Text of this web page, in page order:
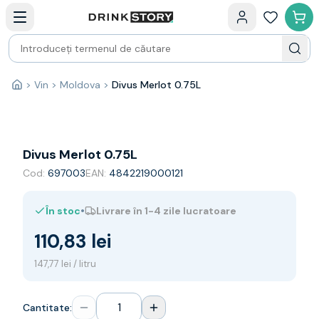
Bauturi fine — selectie
Produse Noi
Cosuri cadou
Pachete & Cadouri
Vin
Franta
Spania
Australia
Noua Zeelanda
Sampanie
Acasă
> Vin > Moldova > Divus Merlot 0.75L
Divus Merlot 0.75L
Cod: 697003EAN: 4842219000121
În stoc• Livrare în 1-4 zile lucratoare
110,83 lei
147,77 lei / litru
Cantitate: